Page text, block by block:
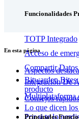
Funcionalidades
TOTP Integrado
Acceso de
Compartir Datos
Integración De
Multiplataforma
Principales
En esta página
Aspectos
Bitwarden
producto
Consejos
Lo que dicen los
Por si te lo